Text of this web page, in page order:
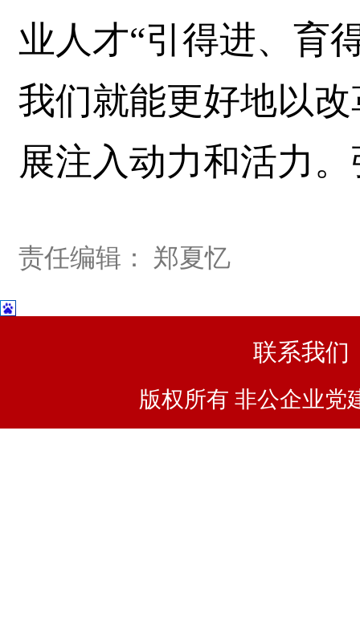
业人才“引得进、育
我们就能更好地以
展注入动力和活力
责任编辑： 郑夏忆
联系我们
版权所有 非公企业党